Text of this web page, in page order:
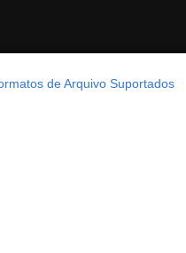
de Arquivo Suportados